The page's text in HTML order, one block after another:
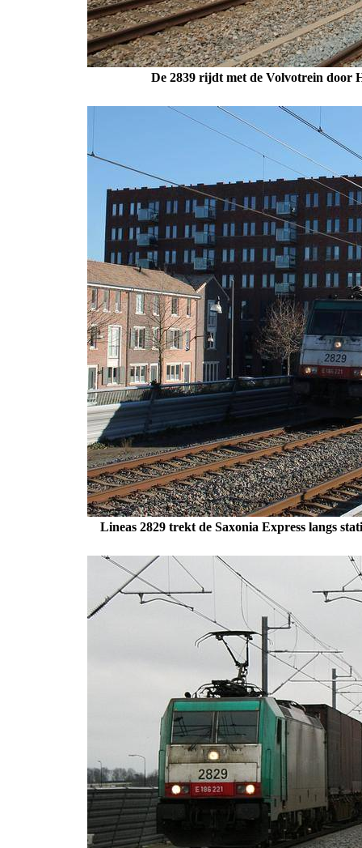
De 2839 rijdt met de Volvotrein door
Lineas 2829 trekt de Saxonia Express langs